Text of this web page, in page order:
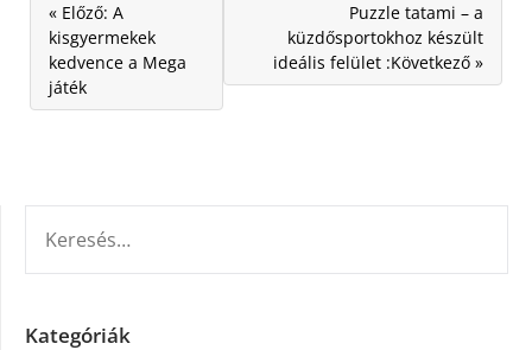
« Előző: A
kisgyermekek
kedvence a Mega
játék
Puzzle tatami – a
küzdősportokhoz készült
ideális felület :Következő »
Kategóriák